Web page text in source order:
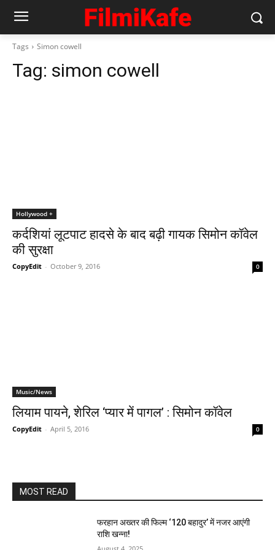
Tags Simon cowell
Tag: simon cowell
Hollywood +
कर्दशियां लूटपाट हादसे के बाद बढ़ी गायक सिमोन कॉवेल
की सुरक्षा
CopyEdit - October 9, 2016 0
Music/News
लियाम पायने, शेरिल ‘प्यार में पागल’ : सिमोन कॉवेल
CopyEdit - April 5, 2016 0
MOST READ
फरहान अख्तर की फिल्म ‘120 बहादुर’ में नजर आएंगी
राशि खन्ना!